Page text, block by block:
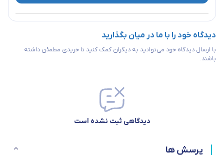
دیدگاه خود را با ما در میان بگذارید
با ارسال دیدگاه خود می‌توانید به دیگران کمک کنید تا خریدی مطمئن داشته
باشند.
دیدگاهی ثبت نشده است
پرسش ها